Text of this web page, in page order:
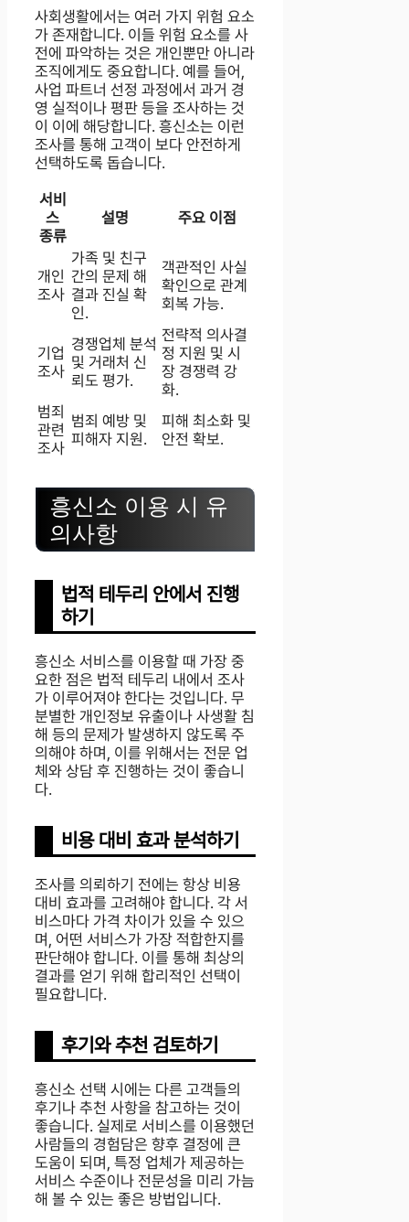
사회생활에서는 여러 가지 위험 요소
가 존재합니다. 이들 위험 요소를 사
전에 파악하는 것은 개인뿐만 아니라
조직에게도 중요합니다. 예를 들어,
사업 파트너 선정 과정에서 과거 경
영 실적이나 평판 등을 조사하는 것
이 이에 해당합니다. 흥신소는 이런
조사를 통해 고객이 보다 안전하게
선택하도록 돕습니다.
서비
스
종류
설명 주요 이점
개인
조사
가족 및 친구
간의 문제 해
결과 진실 확
인.
객관적인 사실
확인으로 관계
회복 가능.
기업
조사
경쟁업체 분석
및 거래처 신
뢰도 평가.
전략적 의사결
정 지원 및 시
장 경쟁력 강
화.
범죄
관련
조사
범죄 예방 및
피해자 지원.
피해 최소화 및
안전 확보.
흥신소 이용 시 유
의사항
법적 테두리 안에서 진행
하기
흥신소 서비스를 이용할 때 가장 중
요한 점은 법적 테두리 내에서 조사
가 이루어져야 한다는 것입니다. 무
분별한 개인정보 유출이나 사생활 침
해 등의 문제가 발생하지 않도록 주
의해야 하며, 이를 위해서는 전문 업
체와 상담 후 진행하는 것이 좋습니
다.
비용 대비 효과 분석하기
조사를 의뢰하기 전에는 항상 비용
대비 효과를 고려해야 합니다. 각 서
비스마다 가격 차이가 있을 수 있으
며, 어떤 서비스가 가장 적합한지를
판단해야 합니다. 이를 통해 최상의
결과를 얻기 위해 합리적인 선택이
필요합니다.
후기와 추천 검토하기
흥신소 선택 시에는 다른 고객들의
후기나 추천 사항을 참고하는 것이
좋습니다. 실제로 서비스를 이용했던
사람들의 경험담은 향후 결정에 큰
도움이 되며, 특정 업체가 제공하는
서비스 수준이나 전문성을 미리 가늠
해 볼 수 있는 좋은 방법입니다.